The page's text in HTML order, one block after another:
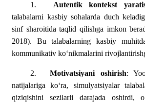
1. Autentik kontekst
talabalarni kasbiy sohalarda duch
sinf sharoitida taqlid qilishga imkon
2018). Bu talabalarning kasbiy
kommunikativ ko‘nikmalarini
2. Motivatsiyani oshirish:
natijalariga ko‘ra, simulyatsiyalar
qiziqishini sezilarli darajada oshirdi,